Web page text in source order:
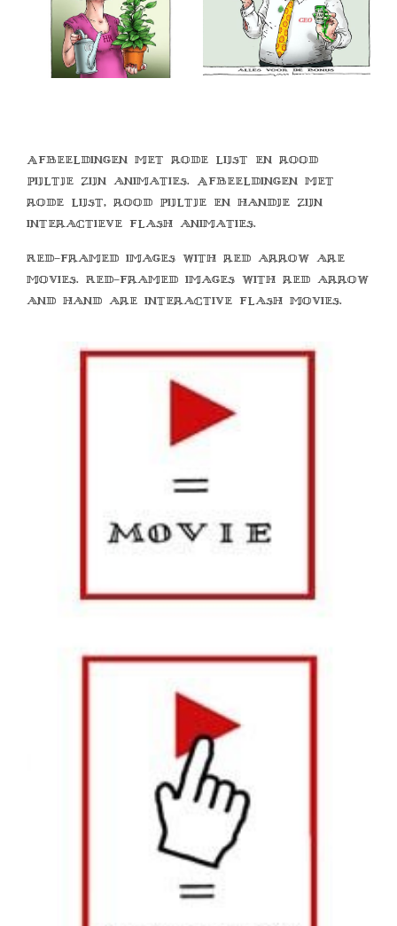
Afbeeldingen met rode lijst en rood
pijltje zijn animaties. Afbeeldingen met
rode lijst, rood pijltje en handje zijn
interactieve flash animaties.
Red-framed images with red arrow are
movies. Red-framed images with red arrow
and hand are interactive flash movies.